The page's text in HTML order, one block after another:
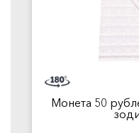
Монета 50